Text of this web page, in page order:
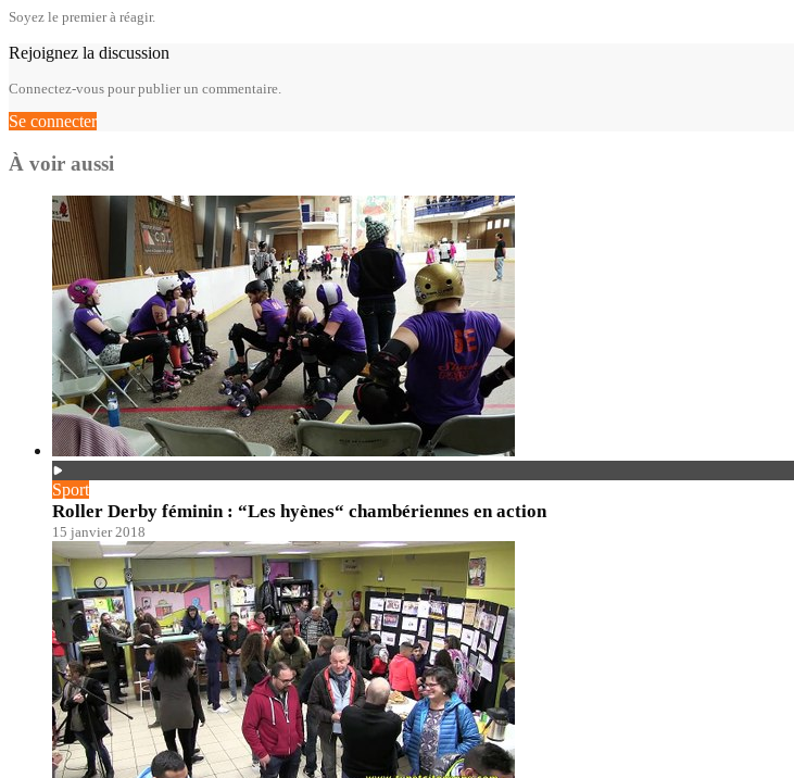
Soyez le premier à réagir.
Rejoignez la discussion
Connectez-vous pour publier un commentaire.
Se connecter
À voir aussi
Sport
Roller Derby féminin : “Les hyènes“ chambériennes en action
15 janvier 2018